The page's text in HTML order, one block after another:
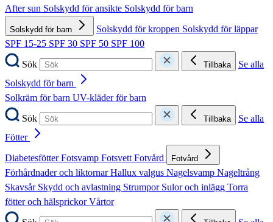
After sun Solskydd för ansikte Solskydd för barn
Solskydd för barn Solskydd för kroppen Solskydd för läppar
SPF 15-25 SPF 30 SPF 50 SPF 100
Sök
Tillbaka
Se alla
Solskydd för barn
Solkräm för barn UV-kläder för barn
Sök
Tillbaka
Se alla
Fötter
DiabetesfötterFotsvamp FotsvettFotvård Fotvård
Förhårdnader och liktornarHallux valgus Nagelsvamp Nageltrång
Skavsår Skydd och avlastning Strumpor Sulor och inlägg Torra
fötter och hälsprickorVårtor